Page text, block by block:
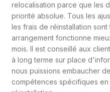
relocalisation parce que les
priorité absolue. Tous les
les frais de réinstallation sont
arrangement fonctionne
mois. Il est conseillé aux
à long terme sur place
nous puissions embaucher
compétences spécifiques